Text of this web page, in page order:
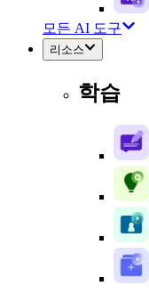
모든 AI 도구
리소스
학습